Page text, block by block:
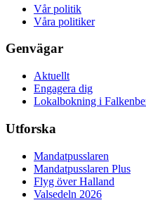
Vår politik
Våra politiker
Genvägar
Aktuellt
Engagera dig
Lokalbokning i
Utforska
Mandatpusslaren
Mandatpusslaren Plus
Flyg över Halland
Valsedeln 2026